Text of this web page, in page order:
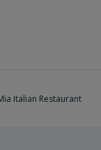
Italian Restaurant